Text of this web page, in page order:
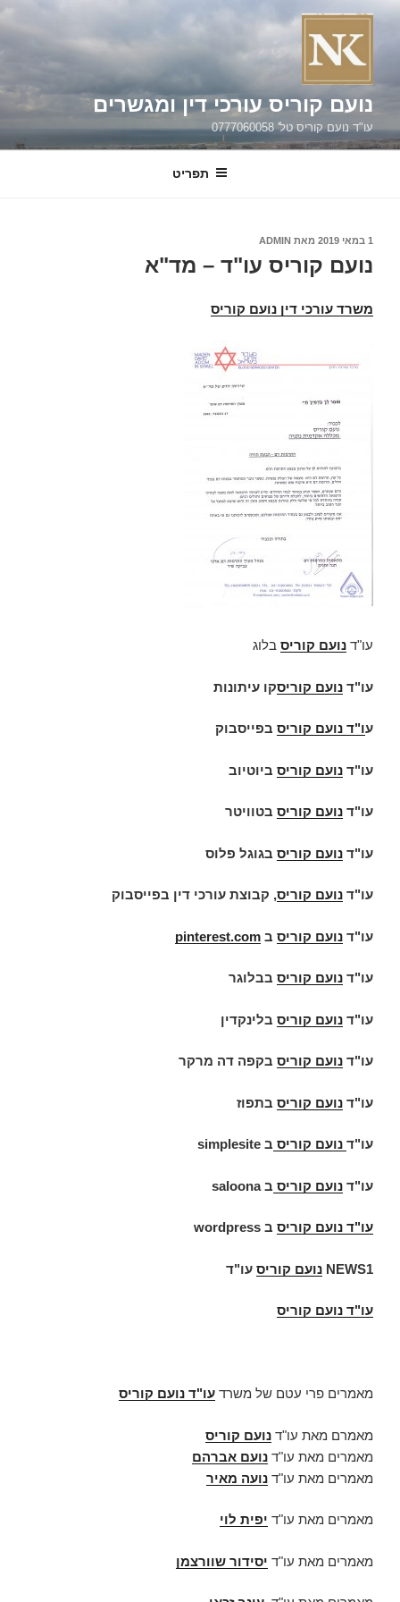
דילוג
נועם קוריס עורכי דין ומגשרים
עו"ד נועם קוריס טל' 0777060058
תפריט
פורסם1 במאי 2019 מאת ADMIN
נועם קוריס עו"ד – מד"א
משרד עורכי דין נועם קוריס
עו"ד נועם קוריס בלוג
עו"ד נועם קוריסקו עיתונות
עו"ד נועם קוריס בפייסבוק
עו"ד נועם קוריס ביוטיוב
עו"ד נועם קוריס בטוויטר
עו"ד נועם קוריס בגוגל פלוס
עו"ד נועם קוריס, קבוצת עורכי דין בפייסבוק
עו"ד נועם קוריס ב pinterest.com
עו"ד נועם קוריס בבלוגר
עו"ד נועם קוריס בלינקדין
עו"ד נועם קוריס בקפה דה מרקר
עו"ד נועם קוריס בתפוז
עו"ד נועם קוריס ב simplesite
עו"ד נועם קוריס בsaloona
עו"ד נועם קוריס ב wordpress
NEWS1 נועם קוריס עו"ד
עו"ד נועם קוריס
מאמרים פרי עטם של משרד עו"ד נועם קוריס
מאמרם מאת עו"ד נועם קוריס
מאמרים מאת עו"ד נועם אברהם
מאמרים מאת עו"ד נועה מאיר
מאמרים מאת עו"ד יפית לוי
מאמרים מאת עו"ד יסידור שוורצמן